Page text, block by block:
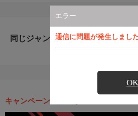
エラー
通信に問題が発生しまし
OK
同じジャンルのおすすめ番組
キャンペーン・お得な情報